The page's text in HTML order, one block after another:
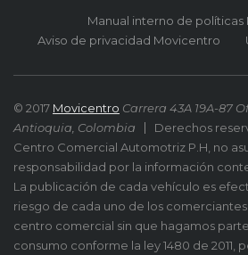
Manual interno de
Aviso de privacidad Movicentro
© 2017 Movicentro Carrera 43A 19A-87
Antioquia, Colombia
Derechos
Centro Comercial Automotriz P.H, no
responsabilidad por la información
La publicación de cada vehículo es
riesgo de cada uno de los
centro comercial sin que hagamos
consumo conforme la ley 1480 de 2011,